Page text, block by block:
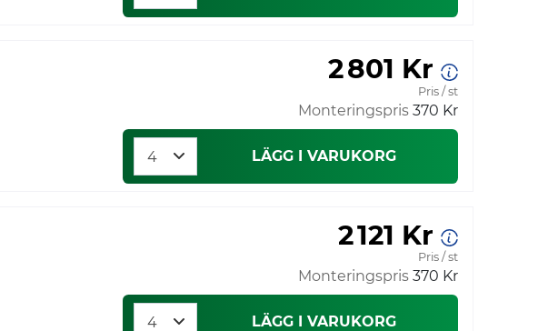
2 801 Kr
Pris / st
Monteringspris 370 Kr
LÄGG I VARUKORG
2 121 Kr
Pris / st
Monteringspris 370 Kr
LÄGG I VARUKORG